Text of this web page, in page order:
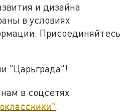
и дизайна
в условиях
Присоединяйтесь
"Царьграда"!
в соцсетях
.